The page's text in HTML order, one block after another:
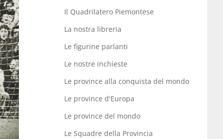
Il Quadrilatero Piemontese
La nostra libreria
Le figurine parlanti
Le nostre inchieste
Le province alla conquista del mondo
Le province d'Europa
Le province del mondo
Le Squadre della Provincia